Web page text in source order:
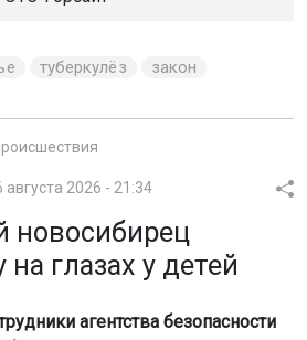
глазах у детей
агентства безопасности
оказали помощь